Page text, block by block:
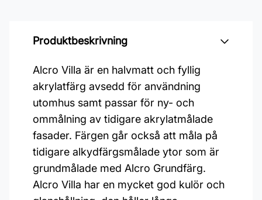
Produktbeskrivning
Alcro Villa är en halvmatt och fyllig
akrylatfärg avsedd för användning
utomhus samt passar för ny- och
ommålning av tidigare akrylatmålade
fasader. Färgen går också att måla på
tidigare alkydfärgsmålade ytor som är
grundmålade med Alcro Grundfärg.
Alcro Villa har en mycket god kulör och